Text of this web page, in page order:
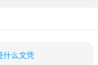
什么文凭